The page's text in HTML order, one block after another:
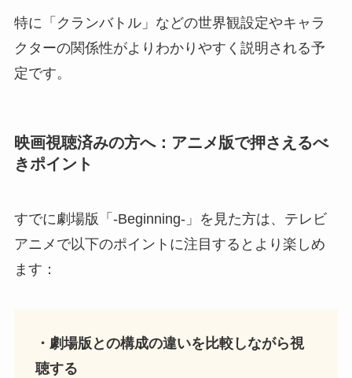
特に「クランバトル」などの世界観設定やキャラ
クターの関係性がよりわかりやすく説明される予
定です。
映画視聴済みの方へ：アニメ版で押さえるべ
きポイント
すでに劇場版「-Beginning-」を見た方は、テレビ
アニメで以下のポイントに注目するとより楽しめ
ます：
・劇場版との構成の違いを比較しながら視
聴する